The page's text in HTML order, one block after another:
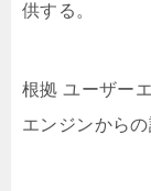
供する。
根拠 ユーザー
エンジンから